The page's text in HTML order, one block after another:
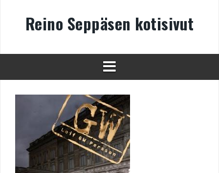
Reino Seppäsen kotisivut